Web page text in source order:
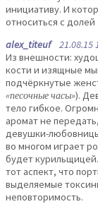
инициативу. И
относиться с
alex_titeuf21.08.15
Из внешности:
кости и изящные
подчёркнутые
«песочные часы»).
тело гибкое.
аромат не
девушки-
во многом играет
будет
тот аспект, что
выделяемые
неповторимость.